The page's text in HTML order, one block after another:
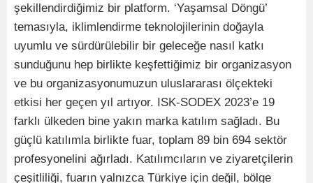
şekillendirdiğimiz bir platform. ‘Yaşamsal Döngü’
temasıyla, iklimlendirme teknolojilerinin doğayla
uyumlu ve sürdürülebilir bir geleceğe nasıl katkı
sunduğunu hep birlikte keşfettiğimiz bir organizasyon
ve bu organizasyonumuzun uluslararası ölçekteki
etkisi her geçen yıl artıyor. ISK-SODEX 2023’e 19
farklı ülkeden bine yakın marka katılım sağladı. Bu
güçlü katılımla birlikte fuar, toplam 89 bin 694 sektör
profesyonelini ağırladı. Katılımcıların ve ziyaretçilerin
çeşitliliği, fuarın yalnızca Türkiye için değil, bölge